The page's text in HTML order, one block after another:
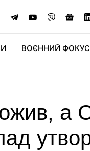
ВОЄННИЙ ФОКУС
а